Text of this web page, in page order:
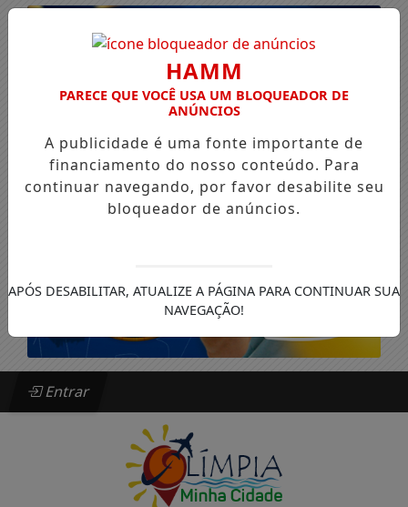
Entrar
HAMM
PARECE QUE VOCÊ USA UM BLOQUEADOR DE
ANÚNCIOS
A publicidade é uma fonte importante de
financiamento do nosso conteúdo. Para
continuar navegando, por favor desabilite seu
bloqueador de anúncios.
APÓS DESABILITAR, ATUALIZE A PÁGINA PARA CONTINUAR SUA
NAVEGAÇÃO!